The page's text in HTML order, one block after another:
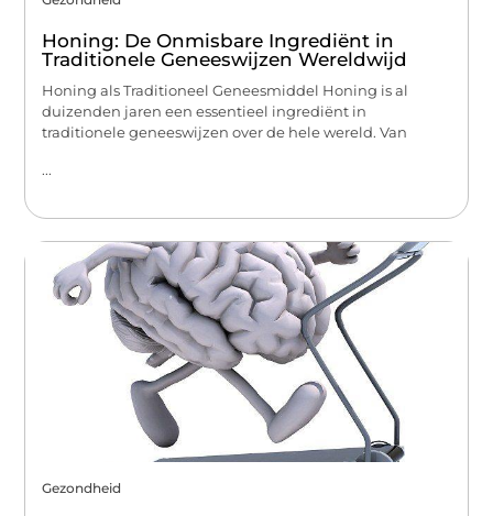
Honing: De Onmisbare Ingrediënt in
Traditionele Geneeswijzen Wereldwijd
Honing als Traditioneel Geneesmiddel Honing is al
duizenden jaren een essentieel ingrediënt in
traditionele geneeswijzen over de hele wereld. Van
...
Gezondheid